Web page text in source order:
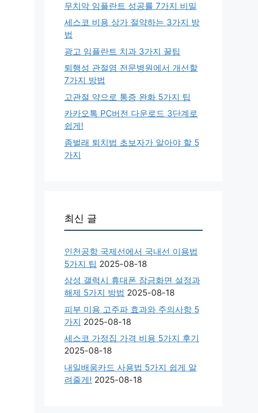
무치악 임플란트 성공률 7가지 비밀
세스코 비용 상가 절약하는 3가지 방
법
광고 임플란트 치과 3가지 꿀팁
퇴행성 관절염 전문병원에서 개선할
7가지 방법
고관절 약으로 통증 완화 5가지 팁
카카오톡 PC버전 다운로드 3단계로
쉽게!
좀벌래 퇴치법 초보자가 알아야 할 5
가지
최신 글
인천공항 국제선에서 국내선 이용법
5가지 팁 2025-08-18
삼성 갤럭시 휴대폰 잠금화면 설정과
해제 5가지 방법 2025-08-18
피부 미용 고주파 효과와 주의사항 5
가지 2025-08-18
세스코 가정집 가격 비용 5가지 후기
2025-08-18
내일배움카드 사용법 5가지 쉽게 알
려줄게! 2025-08-18